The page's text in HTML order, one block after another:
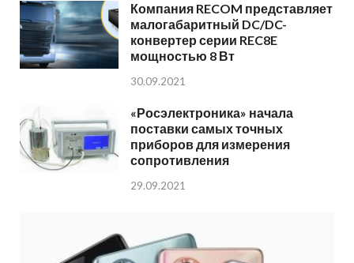
Компания RECOM представляет
малогабаритный DC/DC-
конвертер серии REC8E
мощностью 8 Вт
30.09.2021
«Росэлектроника» начала
поставки самых точных
приборов для измерения
сопротивления
29.09.2021